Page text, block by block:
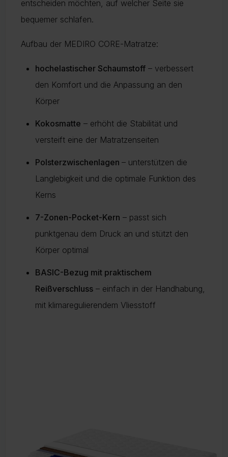
entscheiden möchten, auf welcher Seite sie
bequemer schlafen.
Aufbau der MEDIRO CORE-Matratze:
hochelastischer Schaumstoff – verbessert
den Komfort und die Anpassung an den
Körper
Kokosmatte – erhöht die Stabilität und
versteift eine der Matratzenseiten
Polsterzwischenlagen – unterstützen die
Langlebigkeit und die optimale Funktion des
Kerns
7-Zonen-Pocket-Kern – passt sich
punktgenau dem Druck an und stützt den
Körper optimal
BASIC-Bezug mit praktischem
Reißverschluss – einfach in der Handhabung,
mit klimaregulierendem Vliesstoff